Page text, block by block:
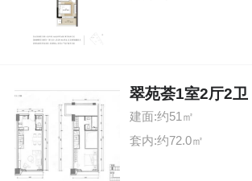
翠苑荟1室2厅2卫
建面:约51㎡
套内:约72.0㎡